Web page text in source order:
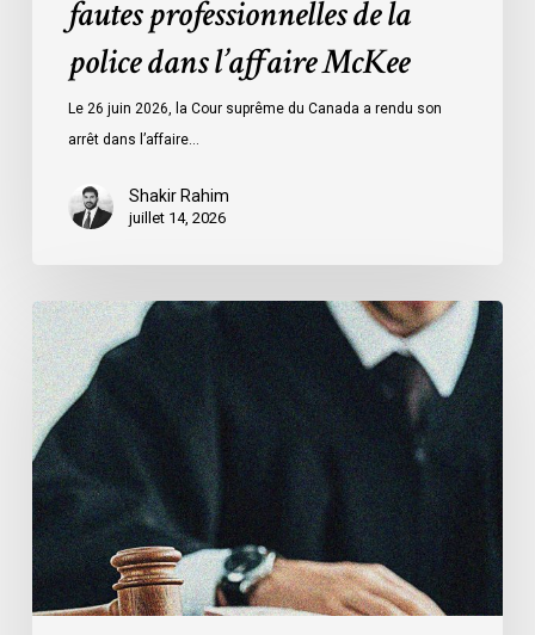
fautes professionnelles de la
police dans l’affaire McKee
Le 26 juin 2026, la Cour suprême du Canada a rendu son
arrêt dans l’affaire…
Shakir Rahim
juillet 14, 2026
L’ACLC
témoigne
devant
le
Sénat
au
sujet
du
projet
de